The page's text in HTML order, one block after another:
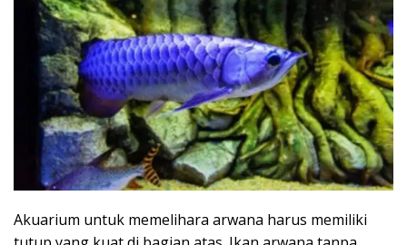
Akuarium untuk memelihara arwana harus memiliki